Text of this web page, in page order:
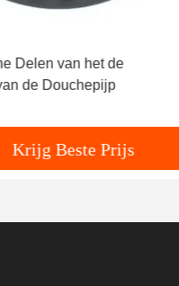
Delen van het de
de Douchepijp
Krijg Beste Prijs